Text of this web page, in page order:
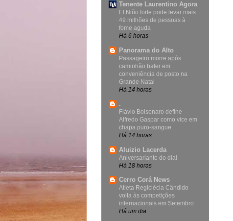
Tenente Laurentino Agora
El Niño forte pode levar mais
49 milhões de pessoas à
fome aguda
Há 6 horas
Panorama do Alto
Passageiro morre após
caminhão bater em
conveniência de posto na
Grande Natal
Há 14 horas
.
Flávio Bolsonaro define
Alfredo Gaspar como vice em
chapa puro-sangue
Há 14 horas
Aluizio Lacerda
Aniversariante do dia!
Há 18 horas
Cerro Corá News
Atleta Regiclécia Cândido
volta às competições
internacionais em Setembro
Há um dia